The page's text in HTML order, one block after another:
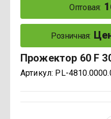
Оптовая:
Розничная:
Прожектор 60 F
Артикул: PL-